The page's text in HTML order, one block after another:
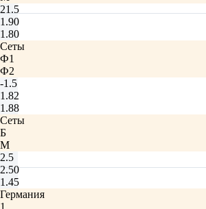
21.5
1.90
1.80
Сеты
Ф1
Ф2
-1.5
1.82
1.88
Сеты
Б
М
2.5
2.50
1.45
Германия
1